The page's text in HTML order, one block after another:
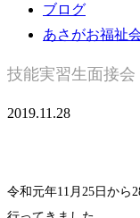
ブログ
あさがお福祉
技能実習生面接会
2019.11.28
令和元年11月25日から